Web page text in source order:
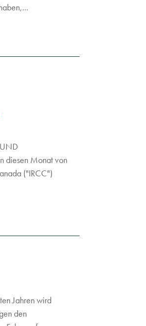
diesen Monat von
("IRCC")
Jahren wird
den